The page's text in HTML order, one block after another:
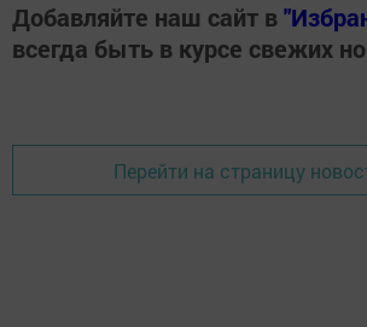
Добавляйте наш сайт в
всегда быть в курсе свежих
Перейти на страницу